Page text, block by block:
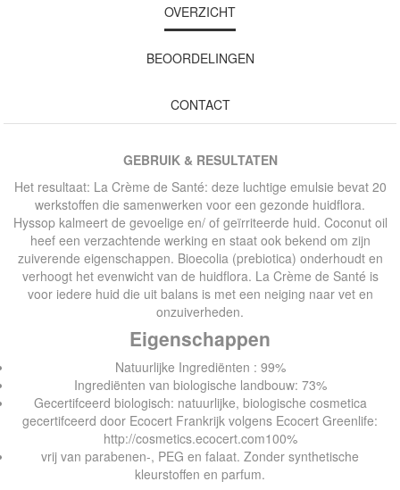
OVERZICHT
BEOORDELINGEN
CONTACT
GEBRUIK & RESULTATEN
Het resultaat: La Crème de Santé: deze luchtige emulsie bevat 20
werkstoﬀen die samenwerken voor een gezonde huidﬂora.
Hyssop kalmeert de gevoelige en/ of geïrriteerde huid. Coconut oil
heef een verzachtende werking en staat ook bekend om zijn
zuiverende eigenschappen. Bioecolia (prebiotica) onderhoudt en
verhoogt het evenwicht van de huidﬂora. La Crème de Santé is
voor iedere huid die uit balans is met een neiging naar vet en
onzuiverheden.
Eigenschappen
Natuurlijke Ingrediënten : 99%
Ingrediënten van biologische landbouw: 73%
Gecertifceerd biologisch: natuurlijke, biologische cosmetica
gecertifceerd door Ecocert Frankrijk volgens Ecocert Greenlife:
http://cosmetics.ecocert.com100%
vrij van parabenen-, PEG en falaat. Zonder synthetische
kleurstoﬀen en parfum.